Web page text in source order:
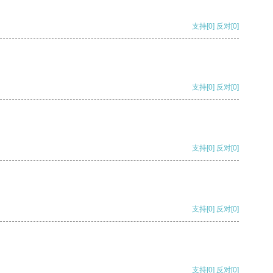
支持[0] 反对[0]
支持[0] 反对[0]
支持[0] 反对[0]
支持[0] 反对[0]
支持[0] 反对[0]